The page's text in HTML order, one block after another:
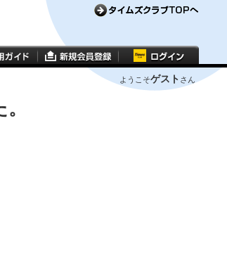
ようこそゲスト さん